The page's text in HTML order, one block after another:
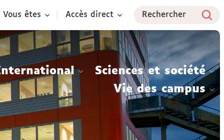
Vous êtes Accès direct Rechercher
Sciences et société
Vie des campus